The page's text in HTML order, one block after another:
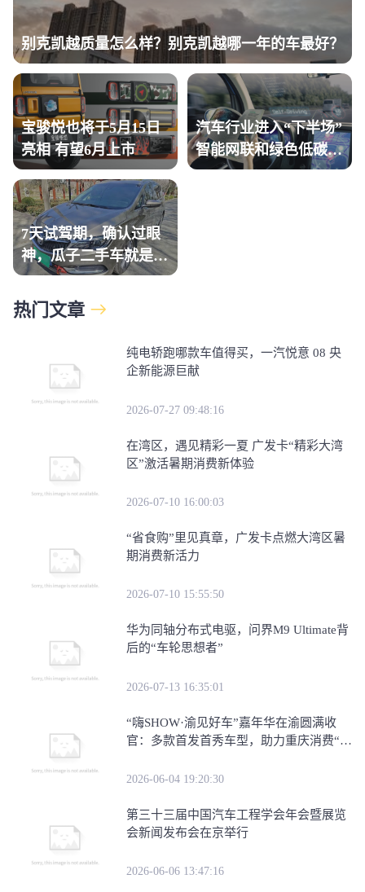
别克凯越质量怎么样？别克凯越哪一年的车最好？
宝骏悦也将于5月15日
亮相 有望6月上市
汽车行业进入“下半场”
智能网联和绿色低碳是
关键
7天试驾期，确认过眼
神，瓜子二手车就是那
个“对的人”
热门文章
纯电轿跑哪款车值得买，一汽悦意 08 央
企新能源巨献
2026-07-27 09:48:16
在湾区，遇见精彩一夏 广发卡“精彩大湾
区”激活暑期消费新体验
2026-07-10 16:00:03
“省食购”里见真章，广发卡点燃大湾区暑
期消费新活力
2026-07-10 15:55:50
华为同轴分布式电驱，问界M9 Ultimate背
后的“车轮思想者”
2026-07-13 16:35:01
​“嗨SHOW·渝见好车”嘉年华在渝圆满收
官：多款首发首秀车型，助力重庆消费“三
2026-06-04 19:20:30
第三十三届中国汽车工程学会年会暨展览
会新闻发布会在京举行
2026-06-06 13:47:16